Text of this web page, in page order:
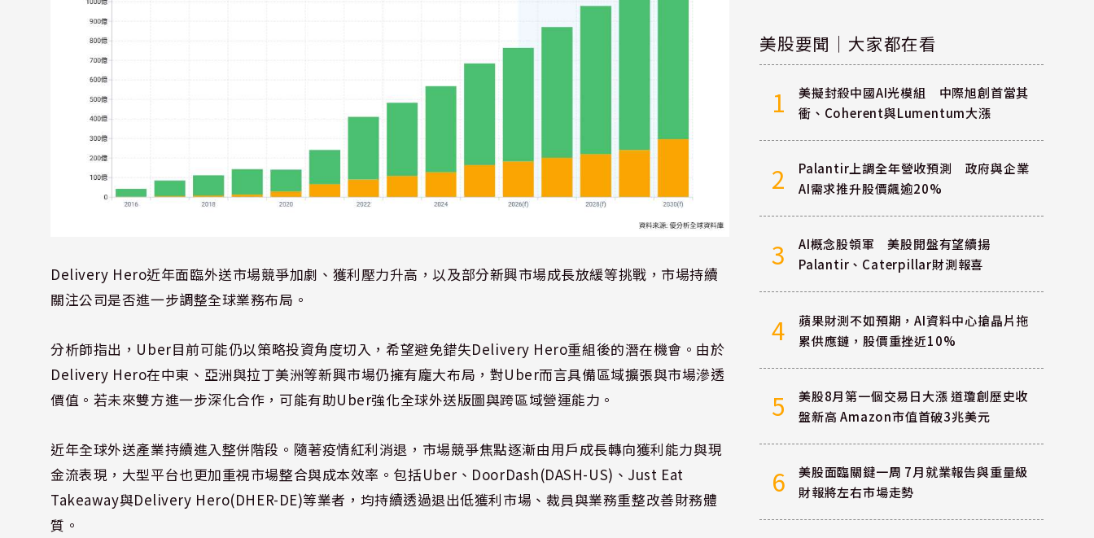
Delivery Hero近年面臨外送市場競爭加劇、獲利壓力升高，以及部分新興市場成長放緩等挑戰，市場持續
關注公司是否進一步調整全球業務布局。
分析師指出，Uber目前可能仍以策略投資角度切入，希望避免錯失Delivery Hero重組後的潛在機會。由於
Delivery Hero在中東、亞洲與拉丁美洲等新興市場仍擁有龐大布局，對Uber而言具備區域擴張與市場滲透
價值。若未來雙方進一步深化合作，可能有助Uber強化全球外送版圖與跨區域營運能力。
近年全球外送產業持續進入整併階段。隨著疫情紅利消退，市場競爭焦點逐漸由用戶成長轉向獲利能力與現
金流表現，大型平台也更加重視市場整合與成本效率。包括Uber、DoorDash(DASH-US)、Just Eat
Takeaway與Delivery Hero(DHER-DE)等業者，均持續透過退出低獲利市場、裁員與業務重整改善財務體
質。
美股要聞｜大家都在看
1
美擬封殺中國AI光模組 中際旭創首當其
衝、Coherent與Lumentum大漲
2
Palantir上調全年營收預測 政府與企業
AI需求推升股價飆逾20%
3
AI概念股領軍 美股開盤有望續揚
Palantir、Caterpillar財測報喜
4
蘋果財測不如預期，AI資料中心搶晶片拖
累供應鏈，股價重挫近10%
5
美股8月第一個交易日大漲 道瓊創歷史收
盤新高 Amazon市值首破3兆美元
6
美股面臨關鍵一周 7月就業報告與重量級
財報將左右市場走勢